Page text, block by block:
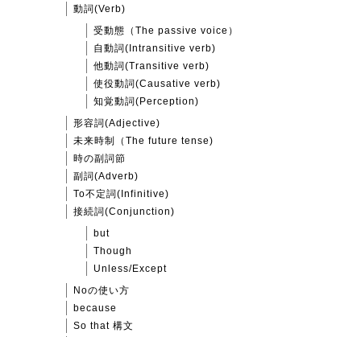
動詞(Verb)
受動態（The passive voice）
自動詞(Intransitive verb)
他動詞(Transitive verb)
使役動詞(Causative verb)
知覚動詞(Perception)
形容詞(Adjective)
未来時制（The future tense)
時の副詞節
副詞(Adverb)
To不定詞(Infinitive)
接続詞(Conjunction)
but
Though
Unless/Except
Noの使い方
because
So that 構文